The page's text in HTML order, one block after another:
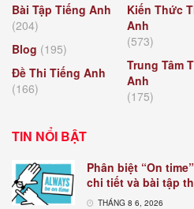
Bài Tập Tiếng Anh
(204)
Blog (195)
Đề Thi Tiếng Anh
(166)
Kiến Thức
Anh
(573)
Trung Tâm
Anh
(175)
TIN NỔI BẬT
Phân biệt “On
chi tiết và bài tập
THÁNG 8 6, 2026